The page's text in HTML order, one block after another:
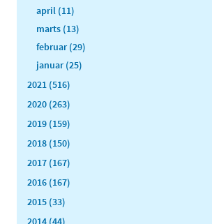
april (11)
marts (13)
februar (29)
januar (25)
2021 (516)
2020 (263)
2019 (159)
2018 (150)
2017 (167)
2016 (167)
2015 (33)
2014 (44)